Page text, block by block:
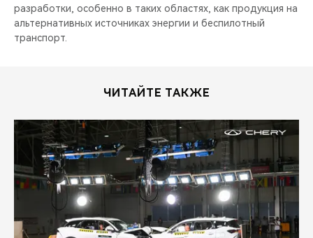
разработки, особенно в таких областях, как продукция на
альтернативных источниках энергии и беспилотный
транспорт.
ЧИТАЙТЕ ТАКЖЕ